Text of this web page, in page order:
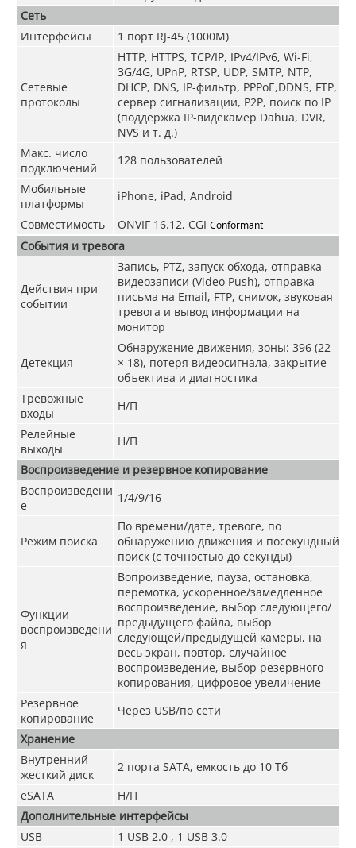
Сеть
Интерфейсы
1 порт RJ-45 (1000M)
Сетевые
протоколы
HTTP, HTTPS, TCP/IP, IPv4/IPv6, Wi-Fi,
3G/4G, UPnP, RTSP, UDP, SMTP, NTP,
DHCP, DNS, IP-фильтр, PPPoE,DDNS, FTP,
сервер сигнализации, P2P, поиск по IP
(поддержка IP-видекамер Dahua, DVR,
NVS и т. д.)
Макс. число
подключений
128 пользователей
Мобильные
платформы
iPhone, iPad, Android
Совместимость
ONVIF 16.12, CGI Conformant
События и тревога
Действия при
событии
Запись, PTZ, запуск обхода, отправка
видеозаписи (Video Push), отправка
письма на Email, FTP, снимок, звуковая
тревога и вывод информации на
монитор
Детекция
Обнаружение движения, зоны: 396 (22
× 18), потеря видеосигнала, закрытие
объектива и диагностика
Тревожные
входы
Н/П
Релейные
выходы
Н/П
Воспроизведение и резервное копирование
Воспроизведени
е
1/4/9/16
Режим поиска
По времени/дате, тревоге, по
обнаружению движения и посекундный
поиск (с точностью до секунды)
Функции
воспроизведени
я
Вопроизведение, пауза, остановка,
перемотка, ускоренное/замедленное
воспроизведение, выбор следующего/
предыдущего файла, выбор
следующей/предыдущей камеры, на
весь экран, повтор, случайное
воспроизведение, выбор резервного
копирования, цифровое увеличение
Резервное
копирование
Через USB/по сети
Хранение
Внутренний
жесткий диск
2 порта SATA, емкость до 10 Тб
eSATA
Н/П
Дополнительные интерфейсы
USB
1 USB 2.0 , 1 USB 3.0